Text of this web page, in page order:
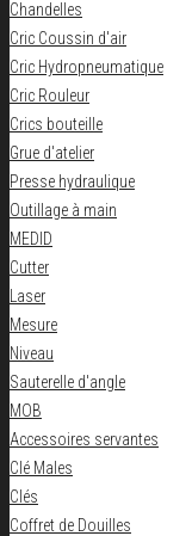
Chandelles
Cric Coussin d'air
Cric Hydropneumatique
Cric Rouleur
Crics bouteille
Grue d'atelier
Presse hydraulique
Outillage à main
MEDID
Cutter
Laser
Mesure
Niveau
Sauterelle d'angle
MOB
Accessoires servantes
Clé Males
Clés
Coffret de Douilles